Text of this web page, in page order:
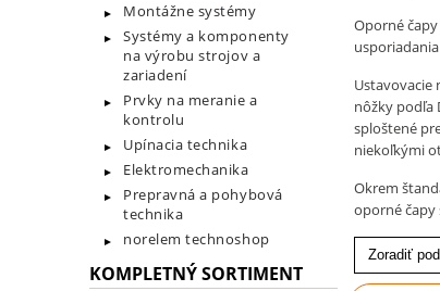
Montážne systémy
Systémy a komponenty
na výrobu strojov a
zariadení
Prvky na meranie a
kontrolu
Upínacia technika
Elektromechanika
Prepravná a pohybová
technika
norelem technoshop
KOMPLETNÝ SORTIMENT
Oporné
Ustavovacie
nôžky podľa
sploštené
niekoľkými
Okrem
oporné čapy
Zoradiť